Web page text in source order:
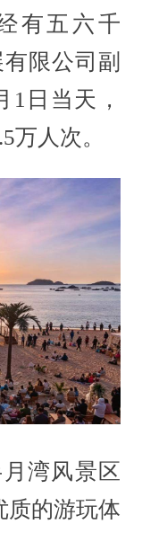
有五六千
限公司副
日当天，
万人次。
湾风景区
质的游玩体